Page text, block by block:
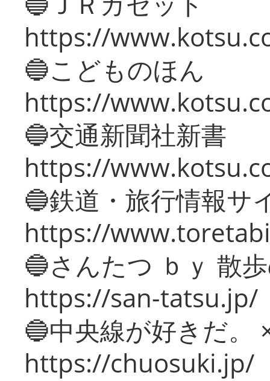
https://
🔵こどものほん
https://
🔵交通新聞社新書
https://
🔵鉄道・旅行情報サ
https://
🔵さんたつ ｂｙ 散
https://san-tatsu.jp/
🔵中央線が好きだ。
https://chuosuki.jp/